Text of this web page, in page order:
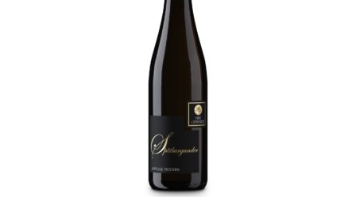
Spätburgunder
8,50 €